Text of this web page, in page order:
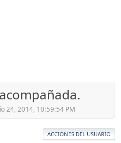
24, 2014, 10:59:54 PM
ACCIONES DEL USUARIO